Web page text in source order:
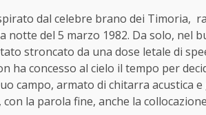
dal celebre brano dei Timoria,
notte del 5 marzo 1982. Da solo, nel
stroncato da una dose letale di
ha concesso al cielo il tempo per
campo, armato di chitarra acustica
la parola fine, anche la